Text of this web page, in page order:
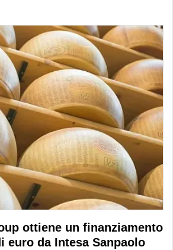
ottiene un finanziamento
euro da Intesa Sanpaolo